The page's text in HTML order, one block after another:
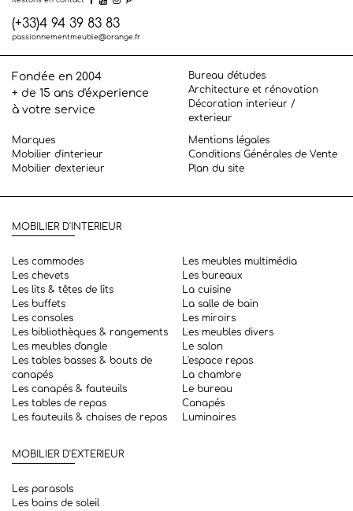
(+33)4 94 39 83 83
passionnementmeuble@orange.fr
Fondée en 2004
+ de 15 ans d'éxperience
à votre service
Bureau d'études
Architecture et rénovation
Décoration interieur /
exterieur
Marques
Mobilier d'interieur
Mobilier d'exterieur
Mentions légales
Conditions Générales de Vente
Plan du site
MOBILIER D'INTERIEUR
Les commodes
Les chevets
Les lits & têtes de lits
Les buffets
Les consoles
Les bibliothèques & rangements
Les meubles d'angle
Les tables basses & bouts de
canapés
Les canapés & fauteuils
Les tables de repas
Les fauteuils & chaises de repas
Les meubles multimédia
Les bureaux
La cuisine
La salle de bain
Les miroirs
Les meubles divers
Le salon
L'espace repas
La chambre
Le bureau
Canapés
Luminaires
MOBILIER D'EXTERIEUR
Les parasols
Les bains de soleil